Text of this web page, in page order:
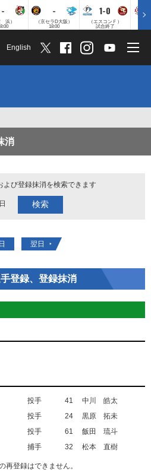
-
浜）
-
（京セラD大阪）
18:00
1-0
（エスコンＦ）
試合終了
English
消
よび登録抹消を検索できます
日
翌日
登録、登録抹消
投手 41
中川 皓太
投手 24
黒原 拓未
投手 61
飯田 琉斗
捕手 32 松本 直樹
登録はできません。